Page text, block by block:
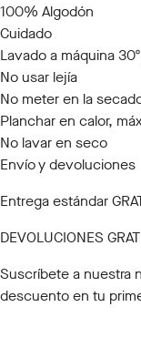
100% Algodón
Cuidado
Lavado a máquina
No usar lejía
No meter en la
Planchar en calor,
No lavar en seco
Envío y devoluciones
Entrega estándar
DEVOLUCIONES
Suscríbete a nuestra
descuento en tu